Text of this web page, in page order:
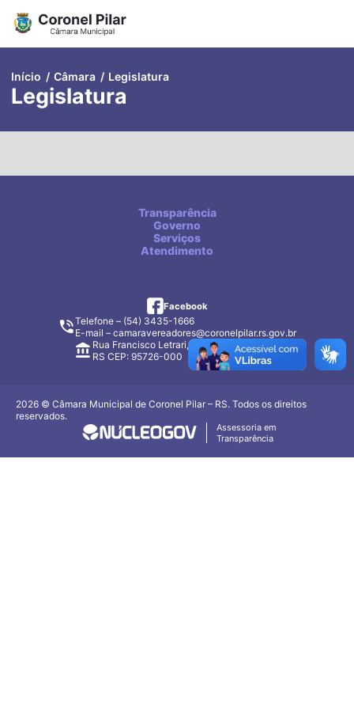
para
Início / Câmara / Legislatura
Legislatura
Transparência
Governo
Serviços
Atendimento
Facebook
facebook
Telefone – (54) 3435-1666
E-mail –camaravereadores@coronelpilar.rs.gov.br
Rua Francisco Letrari, 365, Coronel Pilar –
RS CEP: 95726-000
2026 © Câmara Municipal de Coronel Pilar – RS. Todos os direitos
reservados.
Assessoria em
Transparência